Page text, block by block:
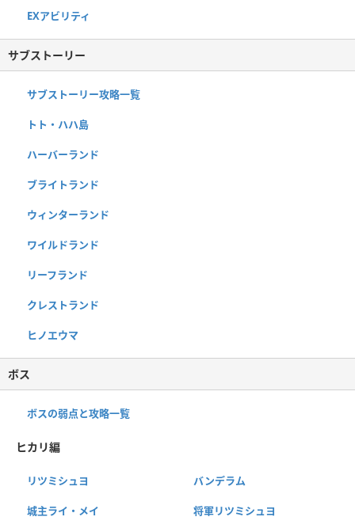
EXアビリティ
サブストーリー
サブストーリー攻略一覧
トト・ハハ島
ハーバーランド
ブライトランド
ウィンターランド
ワイルドランド
リーフランド
クレストランド
ヒノエウマ
ボス
ボスの弱点と攻略一覧
ヒカリ編
リツミシュヨ バンデラム
城主ライ・メイ 将軍リツミシュヨ